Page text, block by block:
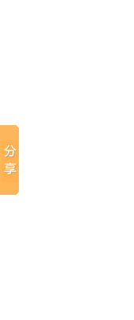
太原红杰人才市场、